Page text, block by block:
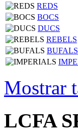
REDS
BOCS
DUCS
REBELS
BUFALS
Mostrar
LCFA